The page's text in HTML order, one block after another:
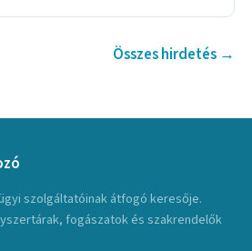
Összes hirdetés →
szolgáltatóinak átfogó keresője.
fogászatok és szakrendelők